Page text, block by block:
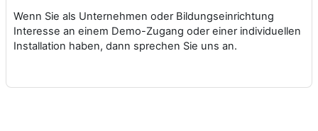
Wenn Sie als Unternehmen oder Bildungseinrichtung
Interesse an einem Demo-Zugang oder einer individuellen
Installation haben, dann sprechen Sie uns an.